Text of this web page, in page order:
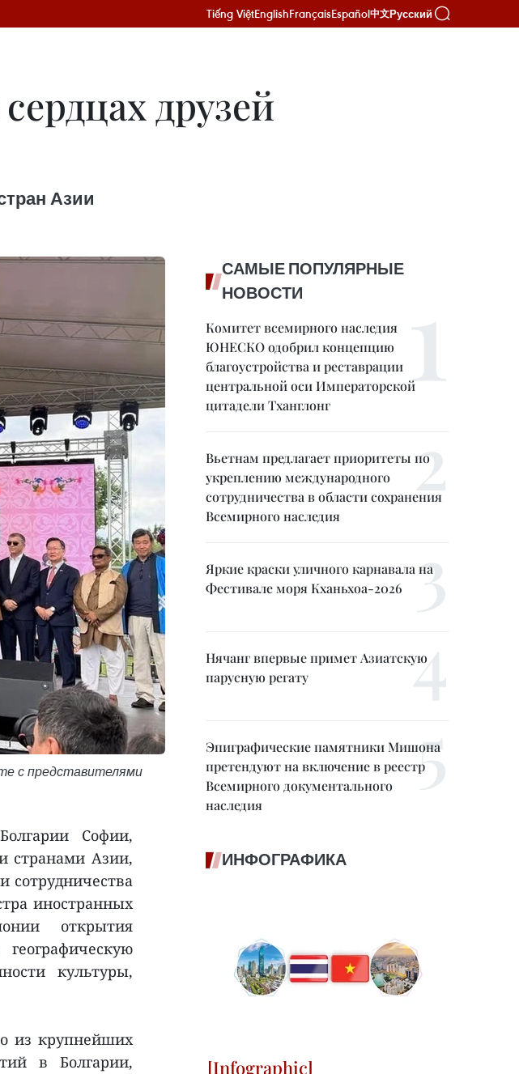
Tiếng ViệtEnglishFrançaisEspañol中文Русский
друзей
Азии
с представителями
Софии,
странами Азии,
сотрудничества
иностранных
открытия
культуры,
из крупнейших
в Болгарии,
САМЫЕ ПОПУЛЯРНЫЕ
НОВОСТИ
Комитет всемирного наследия
ЮНЕСКО одобрил концепцию
благоустройства и реставрации
центральной оси Императорской
цитадели Тханглонг
Вьетнам предлагает приоритеты по
укреплению международного
сотрудничества в области сохранения
Всемирного наследия
Яркие краски уличного карнавала на
Фестивале моря Кханьхоа-2026
Нячанг впервые примет Азиатскую
парусную регату
Эпиграфические памятники Мишона
претендуют на включение в реестр
Всемирного документального
наследия
ИНФОГРАФИКА